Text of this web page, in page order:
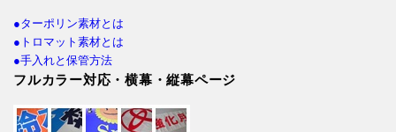
●ターポリン素材とは
●トロマット素材とは
●手入れと保管方法
フルカラー対応・横幕・縦幕ページ